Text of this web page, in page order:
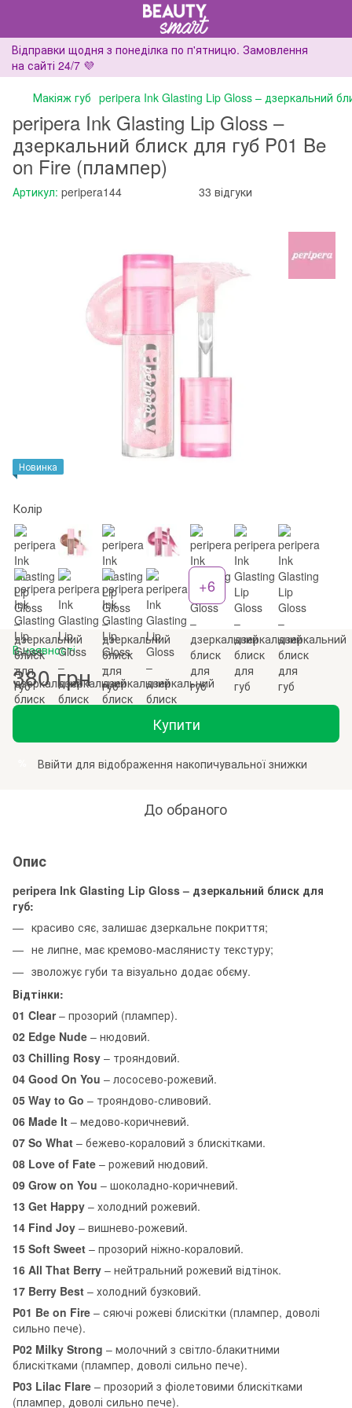
Відправки щодня з понеділка по п'ятницю. Замовлення
на сайті 24/7 💜
Макіяж губ peripera Ink Glasting Lip Gloss – дзеркальний
peripera Ink Glasting Lip Gloss –
дзеркальний блиск для губ P01 Be
on Fire (плампер)
Артикул: peripera144 33 відгуки
Новинка
Колір
+6
В наявності
380 грн
Купити
Ввійти для відображення накопичувальної знижки
До обраного
Опис
peripera Ink Glasting Lip Gloss – дзеркальний блиск для
губ:
красиво сяє, залишає дзеркальне покриття;
не липне, має кремово-маслянисту текстуру;
зволожує губи та візуально додає обєму.
Відтінки:
01 Clear– прозорий (плампер).
02 Edge Nude – нюдовий.
03 Chilling Rosy – трояндовий.
04 Good On You – лососево-рожевий.
05 Way to Go – трояндово-сливовий.
06 Made It – медово-коричневий.
07 So What – бежево-кораловий з блискітками.
08 Love of Fate – рожевий нюдовий.
09 Grow on You – шоколадно-коричневий.
13 Get Happy – холодний рожевий.
14 Find Joy – вишнево-рожевий.
15 Soft Sweet – прозорий ніжно-кораловий.
16 All That Berry – нейтральний рожевий відтінок.
17 Berry Best – холодний бузковий.
P01 Be on Fire – сяючі рожеві блискітки (плампер, доволі
сильно пече).
P02 Milky Strong – молочний з світло-блакитними
блискітками (плампер, доволі сильно пече).
P03 Lilac Flare – прозорий з фіолетовими блискітками
(плампер, доволі сильно пече).